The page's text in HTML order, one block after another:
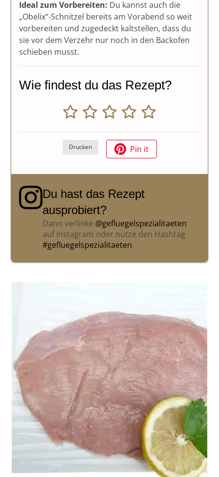
Ideal zum Vorbereiten: Du kannst auch die
„Obelix“-Schnitzel bereits am Vorabend so weit
vorbereiten und zugedeckt kaltstellen, dass du
sie vor dem Verzehr nur noch in den Backofen
schieben musst.
Wie findest du das Rezept?
Drucken Pin it
Du hast das Rezept
ausprobiert?
Dann verlinke @gefluegelspezialitaeten
auf Instagram oder nutze den Hashtag
#gefluegelspezialitaeten.